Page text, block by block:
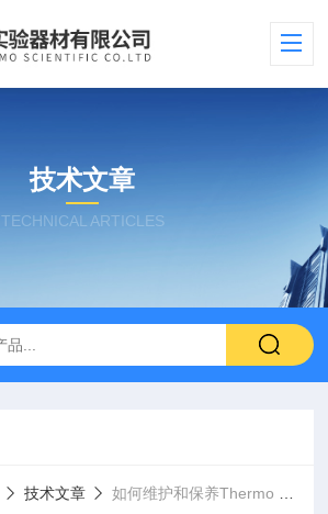
技术文章
TECHNICAL ARTICLES
技术文章 如何维护和保养Thermo PH计？